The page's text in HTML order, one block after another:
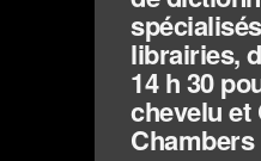
librairies,
14 h 30
chevelu et